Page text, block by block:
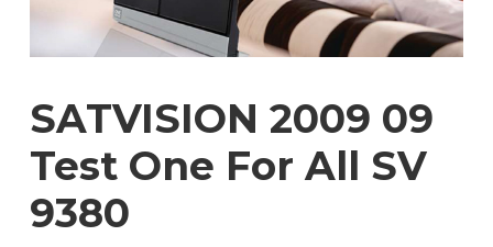
SATVISION 2009 09
Test One For All SV
9380